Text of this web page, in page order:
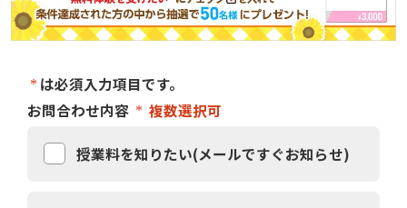
は必須入力項目です。
お問合わせ内容
複数選択可
授業料を知りたい(メールですぐお知らせ)